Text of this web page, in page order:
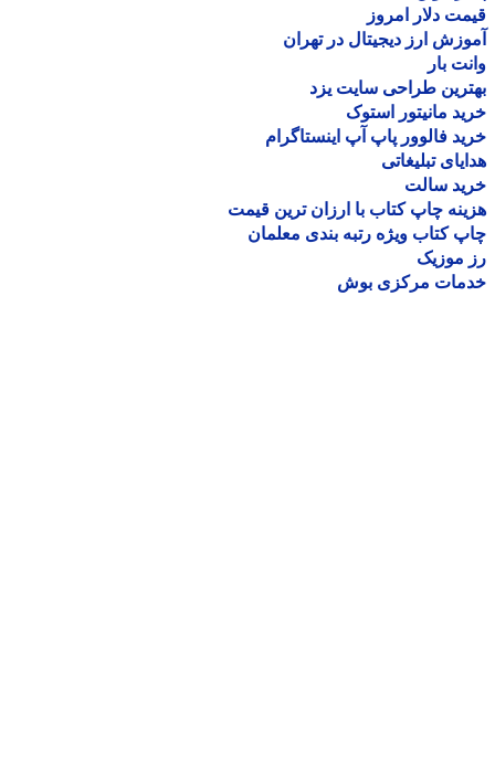
دلار امروز
ارز دیجیتال در تهران
بار
طراحی سایت یزد
مانیتور استوک
فالوور پاپ آپ اینستاگرام
تبلیغاتی
سالت
چاپ کتاب با ارزان ترین قیمت
کتاب ویژه رتبه بندی معلمان
موزیک
مرکزی بوش